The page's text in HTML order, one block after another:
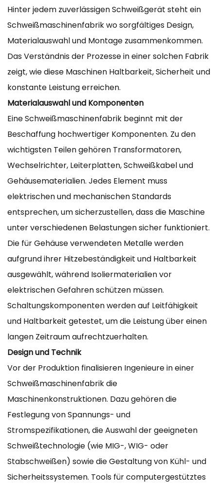
Hinter jedem zuverlässigen Schweißgerät steht ein
Schweißmaschinenfabrikwo sorgfältiges Design,
Materialauswahl und Montage zusammenkommen.
Das Verständnis der Prozesse in einer solchen Fabrik
zeigt, wie diese Maschinen Haltbarkeit, Sicherheit und
konstante Leistung erreichen.
Materialauswahl und Komponenten
Eine Schweißmaschinenfabrik beginnt mit der
Beschaffung hochwertiger Komponenten. Zu den
wichtigsten Teilen gehören Transformatoren,
Wechselrichter, Leiterplatten, Schweißkabel und
Gehäusematerialien. Jedes Element muss
elektrischen und mechanischen Standards
entsprechen, um sicherzustellen, dass die Maschine
unter verschiedenen Belastungen sicher funktioniert.
Die für Gehäuse verwendeten Metalle werden
aufgrund ihrer Hitzebeständigkeit und Haltbarkeit
ausgewählt, während Isoliermaterialien vor
elektrischen Gefahren schützen müssen.
Schaltungskomponenten werden auf Leitfähigkeit
und Haltbarkeit getestet, um die Leistung über einen
langen Zeitraum aufrechtzuerhalten.
Design und Technik
Vor der Produktion finalisieren Ingenieure in einer
Schweißmaschinenfabrik die
Maschinenkonstruktionen. Dazu gehören die
Festlegung von Spannungs- und
Stromspezifikationen, die Auswahl der geeigneten
Schweißtechnologie (wie MIG-, WIG- oder
Stabschweißen) sowie die Gestaltung von Kühl- und
Sicherheitssystemen. Tools für computergestütztes